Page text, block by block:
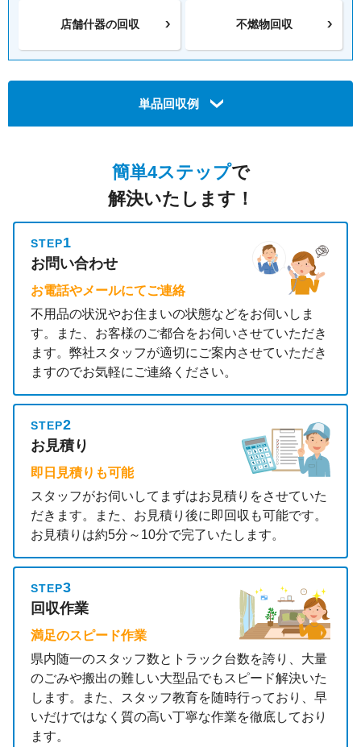
店舗什器の回収 不燃物回収
単品回収例
簡単4ステップで
解決いたします！
STEP1
お問い合わせ
お電話やメールにてご連絡
不用品の状況やお住まいの状態などをお伺いしま
す。また、お客様のご都合をお伺いさせていただき
ます。弊社スタッフが適切にご案内させていただき
ますのでお気軽にご連絡ください。
STEP2
お見積り
即日見積りも可能
スタッフがお伺いしてまずはお見積りをさせていた
だきます。また、お見積り後に即回収も可能です。
お見積りは約5分～10分で完了いたします。
STEP3
回収作業
満足のスピード作業
県内随一のスタッフ数とトラック台数を誇り、大量
のごみや搬出の難しい大型品でもスピード解決いた
します。また、スタッフ教育を随時行っており、早
いだけではなく質の高い丁寧な作業を徹底しており
ます。